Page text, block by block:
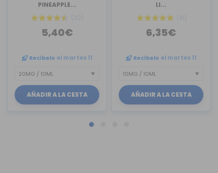
PINEAPPLE...
(22)
5,40€
Recíbelo el martes 11
AÑADIR A LA CESTA
LI...
(41)
6,35€
Recíbelo el martes 11
AÑADIR A LA CESTA